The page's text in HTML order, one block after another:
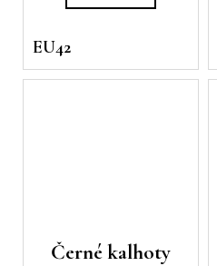
EU42
Černé kalhoty